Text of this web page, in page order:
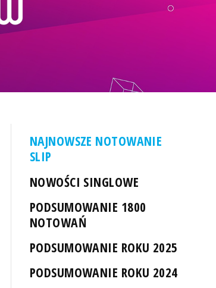
NAJNOWSZE NOTOWANIE
SLIP
NOWOŚCI SINGLOWE
PODSUMOWANIE 1800
NOTOWAŃ
PODSUMOWANIE ROKU 2025
PODSUMOWANIE ROKU 2024